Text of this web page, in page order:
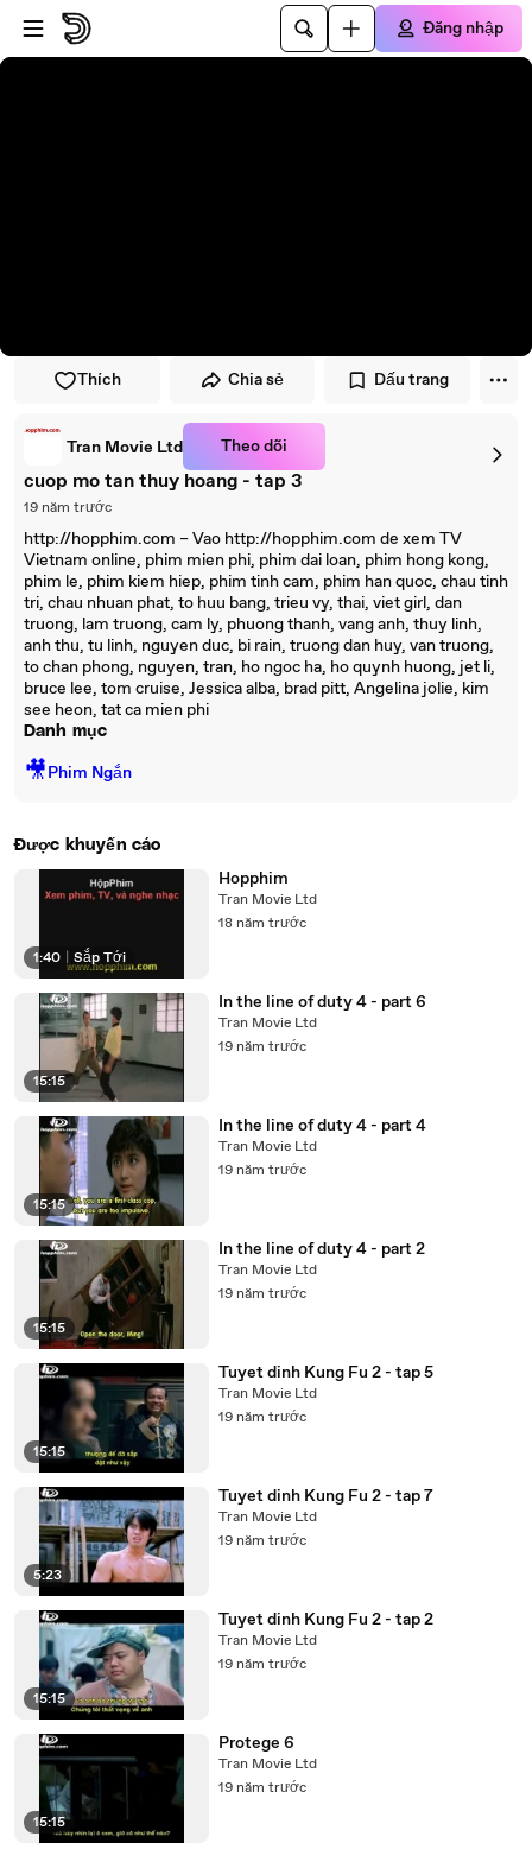
Đi đến trình phát
Đi đến nội dung chính
Đăng nhập
Thích Chia sẻ Dấu trang
Tran Movie Ltd Theo dõi
cuop mo tan thuy hoang - tap 3
19 năm trước
http://hopphim.com – Vao http://hopphim.com de xem TV
Vietnam online, phim mien phi, phim dai loan, phim hong kong,
phim le, phim kiem hiep, phim tinh cam, phim han quoc, chau tinh
tri, chau nhuan phat, to huu bang, trieu vy, thai, viet girl, dan
truong, lam truong, cam ly, phuong thanh, vang anh, thuy linh,
anh thu, tu linh, nguyen duc, bi rain, truong dan huy, van truong,
to chan phong, nguyen, tran, ho ngoc ha, ho quynh huong, jet li,
bruce lee, tom cruise, Jessica alba, brad pitt, Angelina jolie, kim
see heon, tat ca mien phi
Danh mục
🎥Phim Ngắn
Được khuyến cáo
1:40 Sắp Tới
Hopphim
Tran Movie Ltd
18 năm trước
15:15
In the line of duty 4 - part 6
Tran Movie Ltd
19 năm trước
15:15
In the line of duty 4 - part 4
Tran Movie Ltd
19 năm trước
15:15
In the line of duty 4 - part 2
Tran Movie Ltd
19 năm trước
15:15
Tuyet dinh Kung Fu 2 - tap 5
Tran Movie Ltd
19 năm trước
5:23
Tuyet dinh Kung Fu 2 - tap 7
Tran Movie Ltd
19 năm trước
15:15
Tuyet dinh Kung Fu 2 - tap 2
Tran Movie Ltd
19 năm trước
15:15
Protege 6
Tran Movie Ltd
19 năm trước